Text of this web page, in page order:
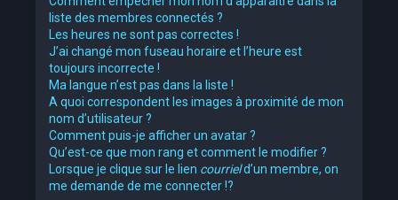
liste des membres connectés ?
Les heures ne sont pas correctes !
J’ai changé mon fuseau horaire et l’heure est
toujours incorrecte !
Ma langue n’est pas dans la liste !
A quoi correspondent les images à proximité de mon
nom d’utilisateur ?
Comment puis-je afficher un avatar ?
Qu’est-ce que mon rang et comment le modifier ?
Lorsque je clique sur le lien courrield’un membre, on
me demande de me connecter !?